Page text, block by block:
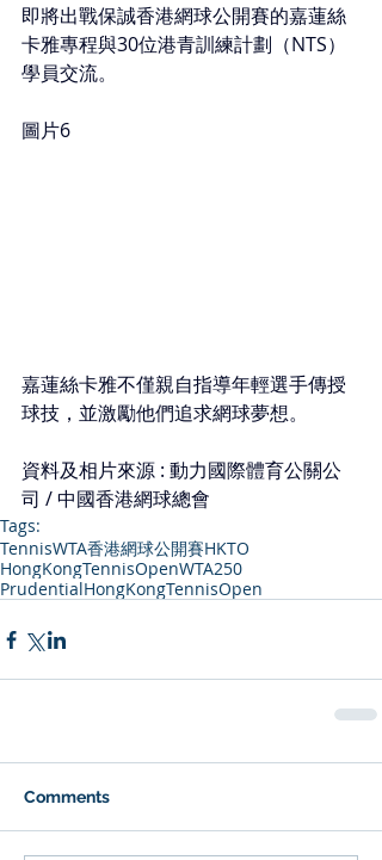
即將出戰保誠香港網球公開賽的嘉蓮絲
卡雅專程與30位港青訓練計劃（NTS）
學員交流。
圖片6
嘉蓮絲卡雅不僅親自指導年輕選手傳授
球技，並激勵他們追求網球夢想。
資料及相片來源 : 動力國際體育公關公
司 / 中國香港網球總會
Tags:
TennisWTA香港網球公開賽HKTO
HongKongTennisOpenWTA250
PrudentialHongKongTennisOpen
Comments